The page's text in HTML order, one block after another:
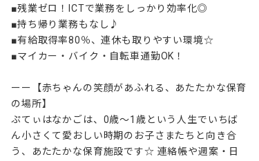
■残業ゼロ！ICTで業務をしっかり効率化◎
■持ち帰り業務もなし♪
■有給取得率80％、連休も取りやすい環境☆
■マイカー・バイク・自転車通勤OK！
ーー【赤ちゃんの笑顔があふれる、あたたかな保育
の場所】
ぷてぃはなかごは、0歳〜1歳という人生でいちば
ん小さくて愛おしい時期のお子さまたちと向き合
う、あたたかな保育施設です☆ 連絡帳や週案・日